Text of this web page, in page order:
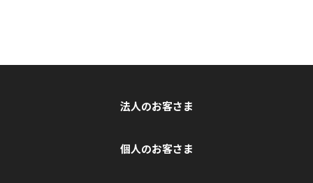
法人のお客さま
個人のお客さま